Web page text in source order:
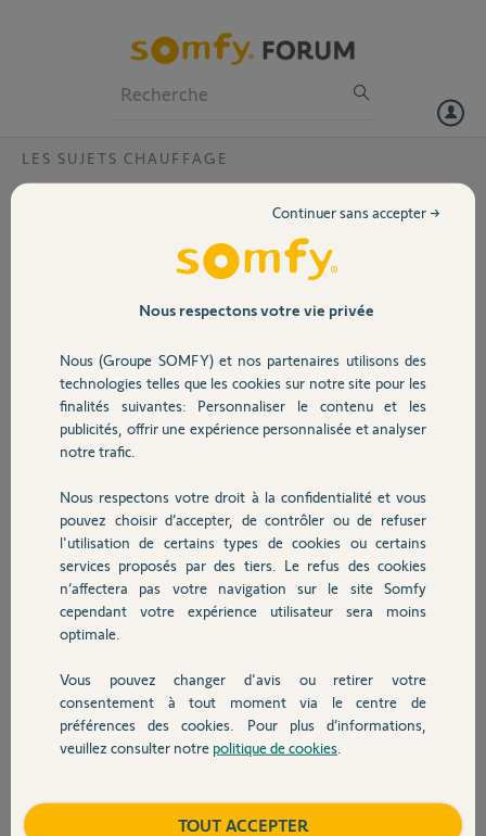
Volet
Sécurité
Domotique
Chauffage
Autres produits
Devis avec un pro
Contact
LES SUJETS CHAUFFAGE
Conso excessive pile thermostat
Mon thermostat programmable consomme 2 piles par mois depuis
Mon thermostat a 5 ans.
Y'a-t-il un paramétrage particulier qui fait que le système consomme
autant ?
Je n'ai pas encore essayé un retour aux réglages usines
Merci de votre aide,
Hervé L.
il y a plus de 3 ans
Réponses
Bonjour Hervé,
Il faudra tentez la remise a zéro de votre produit.
Si cela perdure il faudra hélas remplacer le produit.
Bonne journée
Nous respectons votre vie privée
Nous (Groupe SOMFY) et nos partenaires utilisons des
technologies telles que les cookies sur notre site pour les
finalités suivantes: Personnaliser le contenu et les
publicités, offrir une expérience personnalisée et analyser
notre trafic.
Nous respectons votre droit à la confidentialité et vous
pouvez choisir d’accepter, de contrôler ou de refuser
l'utilisation de certains types de cookies ou certains
services proposés par des tiers. Le refus des cookies
n’affectera pas votre navigation sur le site Somfy
cependant votre expérience utilisateur sera moins
optimale.
Vous pouvez changer d'avis ou retirer votre
consentement à tout moment via le centre de
préférences des cookies. Pour plus d’informations,
veuillez consulter notre politique de cookies
Continuer sans accepter →
TOUT ACCEPTER